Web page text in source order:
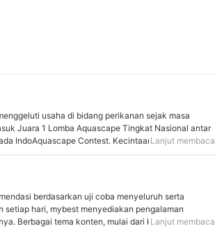
usaha di bidang perikanan sejak masa
Juara 1 Lomba Aquascape Tingkat Nasional antar
IndoAquascape Contest. Kecintaan terhadap dunia
masyarakat.
Lanjut membaca
berdasarkan uji coba menyeluruh serta
hari, mybest menyediakan pengalaman
Berbagai tema konten, mulai dari kosmetik,
Lanjut membaca